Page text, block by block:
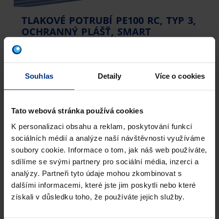
Souhlas Detaily Více o cookies
Tato webová stránka používá cookies
K personalizaci obsahu a reklam, poskytování funkcí
sociálních médií a analýze naší návštěvnosti využíváme
soubory cookie. Informace o tom, jak náš web používáte,
sdílíme se svými partnery pro sociální média, inzerci a
analýzy. Partneři tyto údaje mohou zkombinovat s
dalšími informacemi, které jste jim poskytli nebo které
získali v důsledku toho, že používáte jejich služby.
TLAKOVÉ POTRUBÍ PE100 RC, TYP 3,
OCHRANNÝ PLÁŠŤ, SMART